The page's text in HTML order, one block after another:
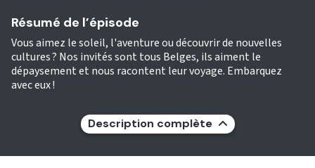
Résumé de l’épisode
Vous aimez le soleil, l'aventure ou découvrir de nouvelles
cultures ? Nos invités sont tous Belges, ils aiment le
dépaysement et nous racontent leur voyage. Embarquez
avec eux !
Description complète